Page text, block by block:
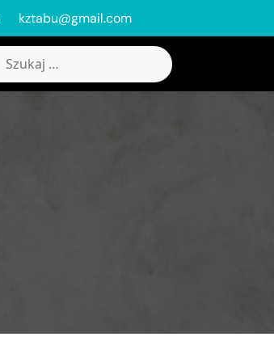
kztabu@gmail.com
Szukaj: